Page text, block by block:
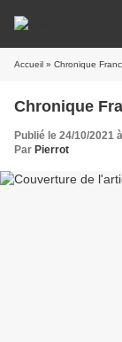
Accueil » Chronique
Chronique
Publié le 24/10/2021
Par Pierrot